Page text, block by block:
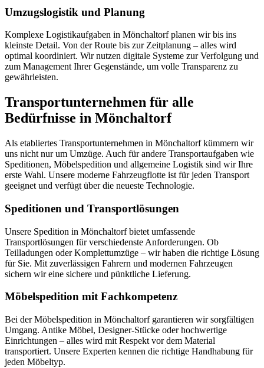
Umzugslogistik und Planung
Komplexe Logistikaufgaben in Mönchaltorf planen wir bis ins
kleinste Detail. Von der Route bis zur Zeitplanung – alles wird
optimal koordiniert. Wir nutzen digitale Systeme zur Verfolgung und
zum Management Ihrer Gegenstände, um volle Transparenz zu
gewährleisten.
Transportunternehmen für alle
Bedürfnisse in Mönchaltorf
Als etabliertes Transportunternehmen in Mönchaltorf kümmern wir
uns nicht nur um Umzüge. Auch für andere Transportaufgaben wie
Speditionen, Möbelspedition und allgemeine Logistik sind wir Ihre
erste Wahl. Unsere moderne Fahrzeugflotte ist für jeden Transport
geeignet und verfügt über die neueste Technologie.
Speditionen und Transportlösungen
Unsere Spedition in Mönchaltorf bietet umfassende
Transportlösungen für verschiedenste Anforderungen. Ob
Teilladungen oder Komplettumzüge – wir haben die richtige Lösung
für Sie. Mit zuverlässigen Fahrern und modernen Fahrzeugen
sichern wir eine sichere und pünktliche Lieferung.
Möbelspedition mit Fachkompetenz
Bei der Möbelspedition in Mönchaltorf garantieren wir sorgfältigen
Umgang. Antike Möbel, Designer-Stücke oder hochwertige
Einrichtungen – alles wird mit Respekt vor dem Material
transportiert. Unsere Experten kennen die richtige Handhabung für
jeden Möbeltyp.